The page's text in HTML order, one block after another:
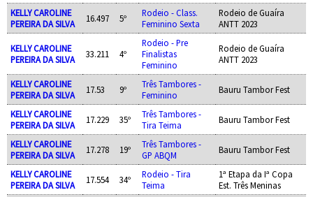
KELLY CAROLINE
PEREIRA DA SILVA
16.497 5º
Rodeio - Class.
Feminino Sexta
Rodeio de Guaíra
ANTT 2023
KELLY CAROLINE
PEREIRA DA SILVA
33.211 4º
Rodeio - Pre
Finalistas
Feminino
Rodeio de Guaíra
ANTT 2023
KELLY CAROLINE
PEREIRA DA SILVA
17.53 9º
Três Tambores -
Feminino
Bauru Tambor Fest
KELLY CAROLINE
PEREIRA DA SILVA
17.229 35º
Três Tambores -
Tira Teima
Bauru Tambor Fest
KELLY CAROLINE
PEREIRA DA SILVA
17.278 19º
Três Tambores -
GP ABQM
Bauru Tambor Fest
KELLY CAROLINE
PEREIRA DA SILVA
17.554 34º
Rodeio - Tira
Teima
1ª Etapa da Iª Copa
Est. Três Meninas